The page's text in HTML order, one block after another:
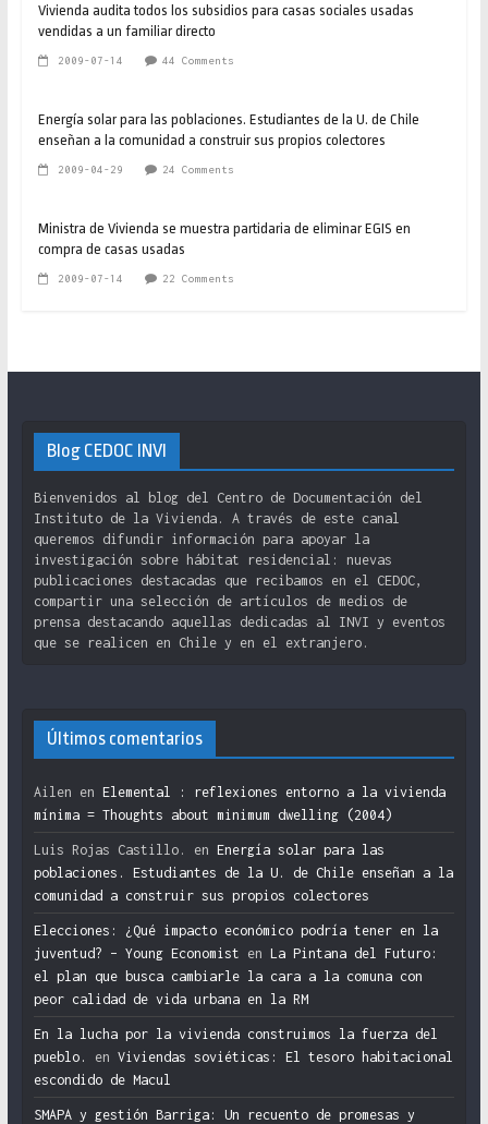
Vivienda audita todos los subsidios para casas sociales usadas
vendidas a un familiar directo
2009-07-14 44 Comments
Energía solar para las poblaciones. Estudiantes de la U. de Chile
enseñan a la comunidad a construir sus propios colectores
2009-04-29 24 Comments
Ministra de Vivienda se muestra partidaria de eliminar EGIS en
compra de casas usadas
2009-07-14 22 Comments
Blog CEDOC INVI
Bienvenidos al blog del Centro de Documentación del
Instituto de la Vivienda. A través de este canal
queremos difundir información para apoyar la
investigación sobre hábitat residencial: nuevas
publicaciones destacadas que recibamos en el CEDOC,
compartir una selección de artículos de medios de
prensa destacando aquellas dedicadas al INVI y eventos
que se realicen en Chile y en el extranjero.
Últimos comentarios
Ailen en Elemental : reflexiones entorno a la vivienda
mínima = Thoughts about minimum dwelling (2004)
Luis Rojas Castillo. en Energía solar para las
poblaciones. Estudiantes de la U. de Chile enseñan a la
comunidad a construir sus propios colectores
Elecciones: ¿Qué impacto económico podría tener en la
juventud? – Young Economist en La Pintana del Futuro:
el plan que busca cambiarle la cara a la comuna con
peor calidad de vida urbana en la RM
En la lucha por la vivienda construimos la fuerza del
pueblo.
en Viviendas soviéticas: El tesoro habitacional
escondido de Macul
SMAPA y gestión Barriga: Un recuento de promesas y